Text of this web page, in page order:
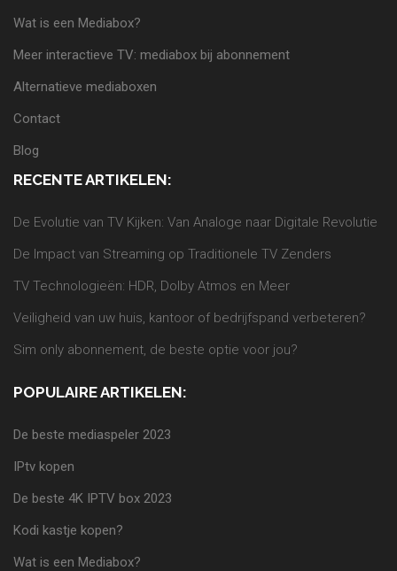
Wat is een Mediabox?
Meer interactieve TV: mediabox bij abonnement
Alternatieve mediaboxen
Contact
Blog
RECENTE ARTIKELEN:
De Evolutie van TV Kijken: Van Analoge naar Digitale Revolutie
De Impact van Streaming op Traditionele TV Zenders
TV Technologieën: HDR, Dolby Atmos en Meer
Veiligheid van uw huis, kantoor of bedrijfspand verbeteren?
Sim only abonnement, de beste optie voor jou?
POPULAIRE ARTIKELEN:
De beste mediaspeler 2023
IPtv kopen
De beste 4K IPTV box 2023
Kodi kastje kopen?
Wat is een Mediabox?